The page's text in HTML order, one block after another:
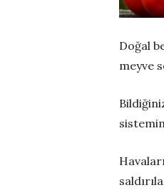
Doğal
meyve